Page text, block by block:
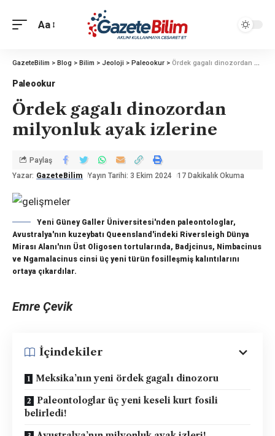
Aa
GazeteBilim > Blog > Bilim > Jeoloji > Paleookur > Ördek gagalı dinozordan milyonluk ayak izlerine
Paleookur
Ördek gagalı dinozordan
milyonluk ayak izlerine
Yazar: GazeteBilim Yayın Tarihi: 3 Ekim 2024 17 Dakikalık Okuma
Paylaş
Yeni Güney Galler Üniversitesi'nden paleontologlar,
Avustralya'nın kuzeybatı Queensland'indeki Riversleigh Dünya
Mirası Alanı'nın Üst Oligosen tortularında, Badjcinus, Nimbacinus
ve Ngamalacinus cinsi üç yeni türün fosilleşmiş kalıntılarını
ortaya çıkardılar.
Emre Çevik
İçindekiler
Meksika’nın yeni ördek gagalı dinozoru
Paleontologlar üç yeni keseli kurt fosili
belirledi!